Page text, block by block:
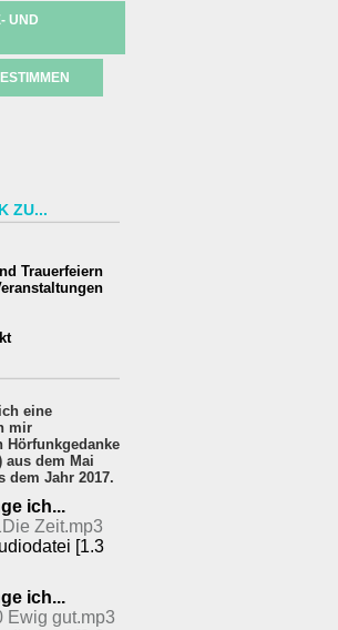
UND
ZU...
Trauerfeiern
eine
mir
Hörfunkgedanke
aus dem Mai
dem Jahr 2017.
ich...
Zeit.mp3
[1.3
ich...
Ewig gut.mp3